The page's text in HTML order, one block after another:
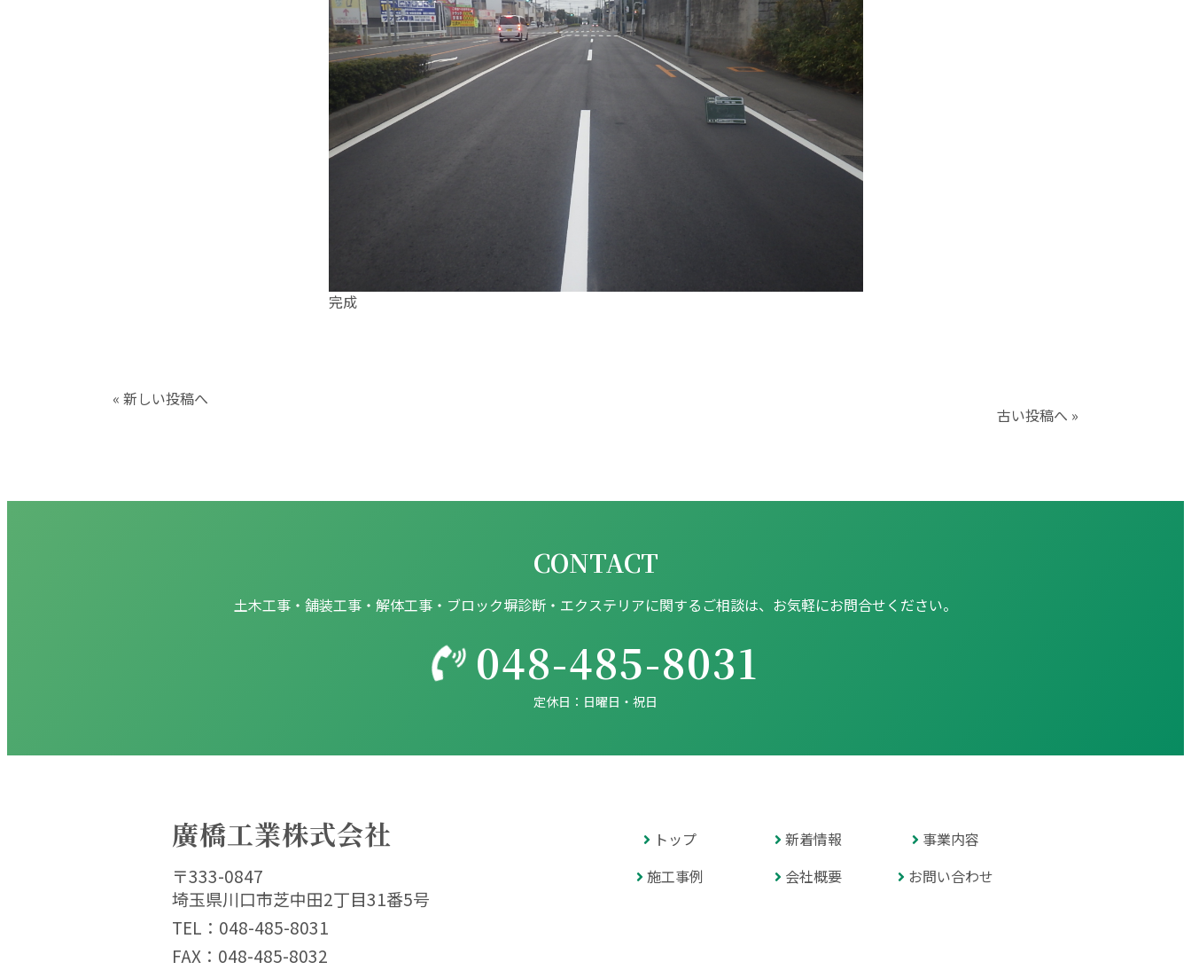
完成
« 新しい投稿へ
古い投稿へ »
CONTACT
土木工事・舗装工事・解体工事・ブロック塀診断・エクステリアに関するご相談は、お気軽にお問合せください。
048-485-8031
定休日：日曜日・祝日
廣橋工業株式会社
〒333-0847
埼玉県川口市芝中田2丁目31番5号
TEL： 048-485-8031
FAX：048-485-8032
トップ 新着情報
事業内容
施工事例
会社概要 お問い合わせ